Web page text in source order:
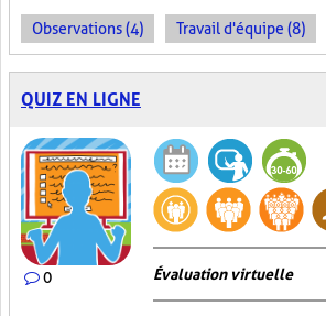
Observations (4) Travail d'équipe (8)
QUIZ EN LIGNE
0 Évaluation virtuelle